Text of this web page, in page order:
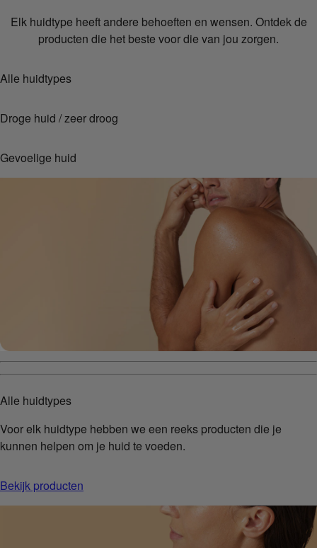
Elk huidtype heeft andere behoeften en wensen. Ontdek de
producten die het beste voor die van jou zorgen.
Alle huidtypes
Droge huid / zeer droog
Gevoelige huid
Alle huidtypes
Voor elk huidtype hebben we een reeks producten die je
kunnen helpen om je huid te voeden.
Bekijk producten